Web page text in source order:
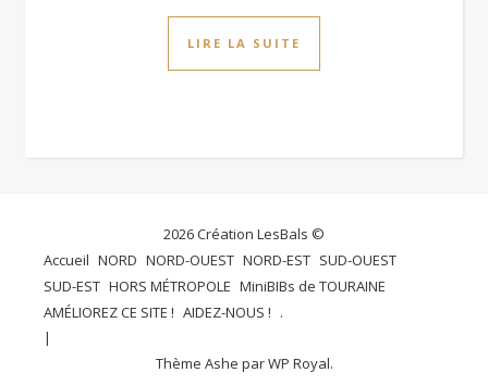
LIRE LA SUITE
2026 Création LesBals ©
Accueil NORD NORD-OUEST NORD-EST SUD-OUEST
SUD-EST HORS MÉTROPOLE MiniBIBs de TOURAINE
AMÉLIOREZ CE SITE ! AIDEZ-NOUS ! .
Thème Ashe parWP Royal.